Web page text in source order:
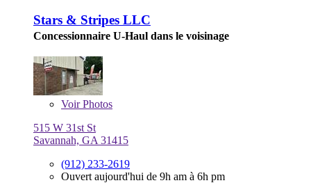
Stars & Stripes LLC
Concessionnaire U-Haul dans le voisinage
VoirPhotos
515 W 31st St
Savannah, GA 31415
(912) 233-2619
Ouvert aujourd'hui de 9h am à 6h pm